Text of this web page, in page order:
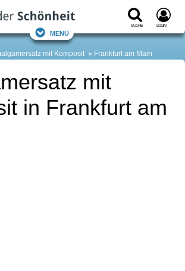
Suche Login
Menü
mit Komposit Frankfurt am Main
mit
in Frankfurt am